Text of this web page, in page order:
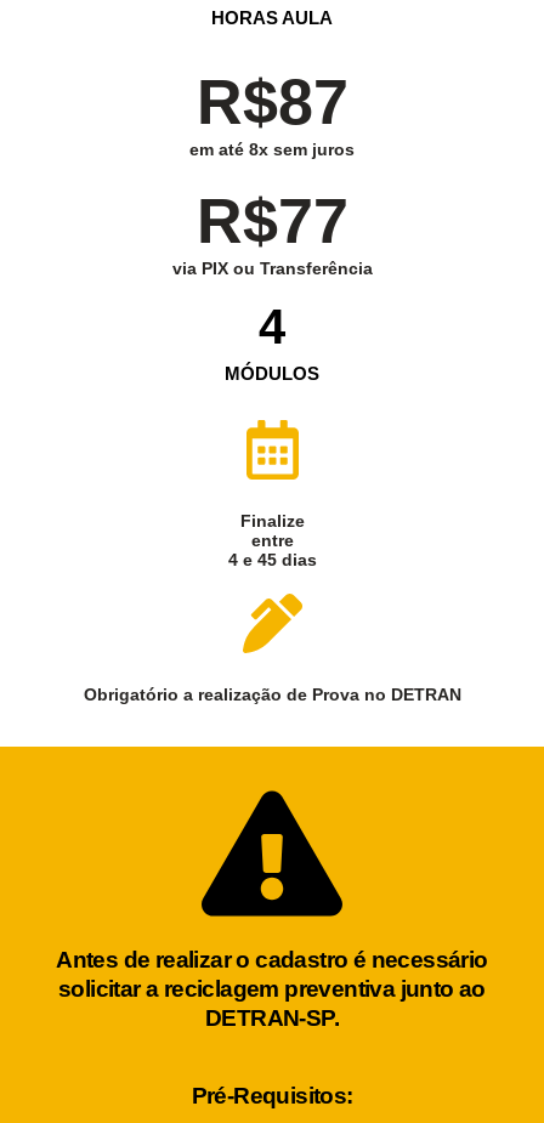
HORAS AULA
R$87
em até 8x sem juros
R$77
via PIX ou Transferência
MÓDULOS
4
Finalize
entre
4 e 45 dias
Obrigatório a realização de Prova no DETRAN
Antes de realizar o cadastro é necessário
solicitar a reciclagem preventiva junto ao
DETRAN-SP.
Pré-Requisitos: